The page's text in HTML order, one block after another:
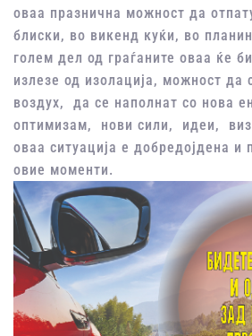
оваа празнична можност да
блиски, во викенд куќи, во
голем дел од граѓаните оваа ќе
излезе од изолација, можност да
воздух, да се наполнат со нова
оптимизам, нови сили, идеи,
оваа ситуација е добредојдена и
овие моменти.